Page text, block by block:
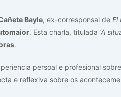
Bayle, ex-corresponsal de El
. Esta charla, titulada ‘A
.
persoal e profesional
e reflexiva sobre os